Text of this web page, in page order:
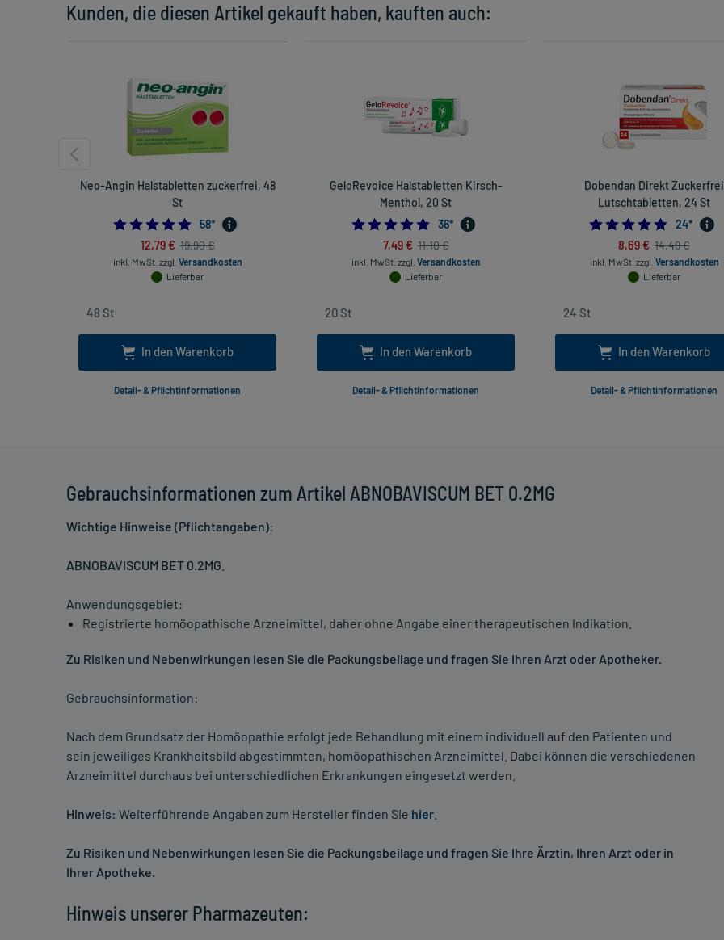
Gebrauchsinformationen zum Artikel ABNOBAVISCUM BET 0.2MG
Wichtige Hinweise (Pflichtangaben):
ABNOBAVISCUM BET 0.2MG
Anwendungsgebiet:
Registrierte homöopathische Arzneimittel, daher ohne Angabe einer therapeutischen Indikation.
Zu Risiken und Nebenwirkungen lesen Sie die Packungsbeilage und fragen Sie Ihren Arzt oder Apotheker.
Gebrauchsinformation:
Nach dem Grundsatz der Homöopathie erfolgt jede Behandlung mit einem individuell auf den Patienten und
sein jeweiliges Krankheitsbild abgestimmten, homöopathischen Arzneimittel. Dabei können die verschiedenen
Arzneimittel durchaus bei unterschiedlichen Erkrankungen eingesetzt werden.
Hinweis: Weiterführende Angaben zum Hersteller finden Sie hier
Zu Risiken und Nebenwirkungen lesen Sie die Packungsbeilage und fragen Sie Ihre Ärztin, Ihren Arzt oder in
Ihrer Apotheke.
Hinweis unserer Pharmazeuten:
Kunden, die diesen Artikel gekauft haben, kauften auch:
Neo-Angin Halstabletten zuckerfrei, 48
St
4.948275862068965
58*
12,79 € 19,90 €
inkl. MwSt. zzgl. Versandkosten
Lieferbar
In den Warenkorb
Detail- & Pflichtinformationen
GeloRevoice Halstabletten Kirsch-
Menthol, 20 St
4.722222222222222
36*
7,49 € 11,10 €
inkl. MwSt. zzgl. Versandkosten
Lieferbar
In den Warenkorb
Detail- & Pflichtinformationen
Dobendan Direkt Zuckerfrei
Lutschtabletten, 24 St
4.875
24*
8,69 € 14,49 €
inkl. MwSt. zzgl. Versandkosten
Lieferbar
In den Warenkorb
Detail- & Pflichtinformationen